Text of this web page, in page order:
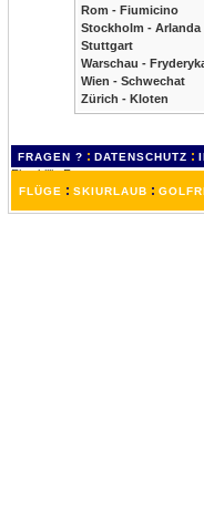
Rom - Fiumicino
Stockholm - Arlanda
Stuttgart
Warschau -
Wien - Schwechat
Zürich - Kloten
FRAGEN ? : DATENSCHUTZ :
FLÜGE : SKIURLAUB :